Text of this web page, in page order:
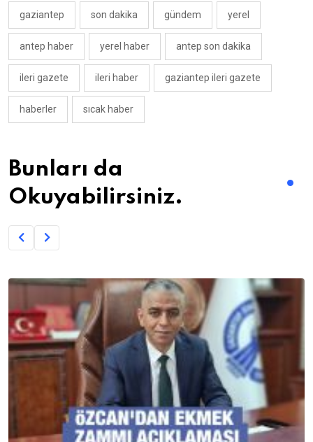
gaziantep son dakika gündem yerel
antep haber yerel haber antep son dakika
ileri gazete ileri haber gaziantep ileri gazete
haberler sıcak haber
Bunları da
Okuyabilirsiniz.